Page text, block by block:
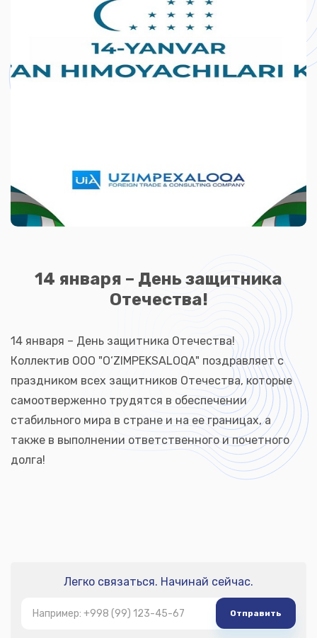
14 января – День защитника
Отечества!
14 января – День защитника Отечества!
Коллектив OOO "O‘ZIMPEKSALOQA" поздравляет с
праздником всех защитников Отечества, которые
самоотверженно трудятся в обеспечении
стабильного мира в стране и на ее границах, а
также в выполнении ответственного и почетного
долга!
Легко связаться. Начинай сейчас.
Отправить